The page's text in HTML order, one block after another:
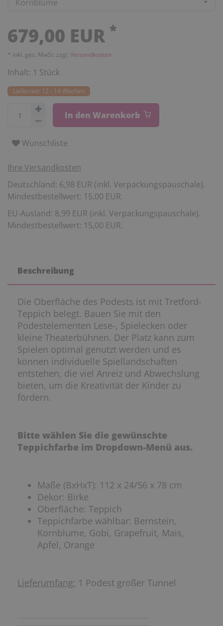
679,00 EUR *
* inkl. ges. MwSt. zzgl. Versandkosten
Inhalt: 1 Stück
Lieferzeit: 12 - 14 Wochen
In den Warenkorb
Wunschliste
Ihre Versandkosten
Deutschland: 6,98 EUR (inkl. Verpackungspauschale).
Mindestbestellwert: 15,00 EUR.
EU-Ausland: 8,99 EUR (inkl. Verpackungspauschale).
Mindestbestellwert: 15,00 EUR.
Beschreibung
Die Oberfläche des Podests ist mit Tretford-
Teppich belegt. Bauen Sie mit den
Podestelementen Lese-, Spielecken oder
kleine Theaterbühnen. Der Platz kann zum
Spielen optimal genutzt werden und es
können individuelle Spiellandschaften
entstehen, die viel Anreiz und Abwechslung
bieten, um die Kreativität der Kinder zu
fördern.
Bitte wählen Sie die gewünschte
Teppichfarbe im Dropdown-Menü aus.
Maße (BxHxT): 112 x 24/56 x 78 cm
Dekor: Birke
Oberfläche: Teppich
Teppichfarbe wählbar: Bernstein,
Kornblume, Gobi, Grapefruit, Mais,
Apfel, Orange
Lieferumfang: 1 Podest großer Tunnel